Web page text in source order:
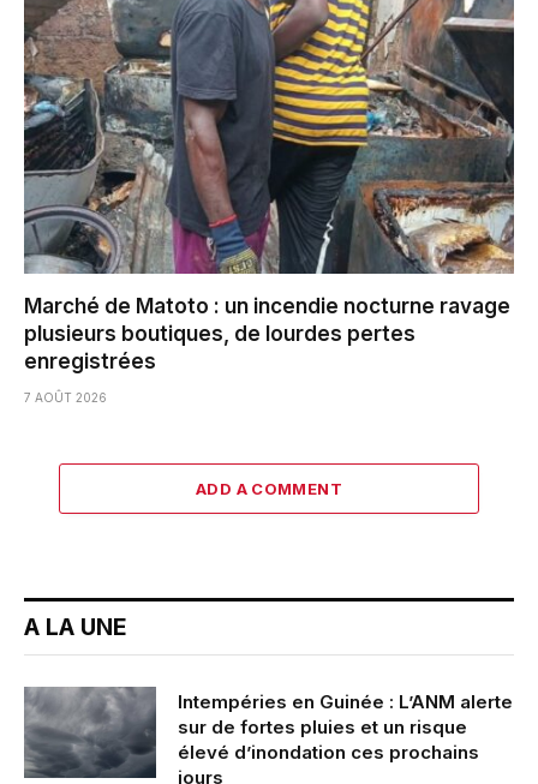
Marché de Matoto : un incendie nocturne ravage
plusieurs boutiques, de lourdes pertes
enregistrées
7 AOÛT 2026
ADD A COMMENT
A LA UNE
Intempéries en Guinée : L’ANM alerte
sur de fortes pluies et un risque
élevé d’inondation ces prochains
jours